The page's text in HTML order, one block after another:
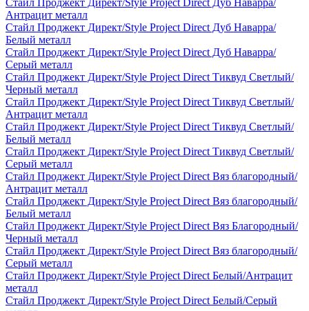
Стайл Проджект Директ/Style Project Direct Дуб Наварра/
Антрацит металл
Стайл Проджект Директ/Style Project Direct Дуб Наварра/
Белый металл
Стайл Проджект Директ/Style Project Direct Дуб Наварра/
Серый металл
Стайл Проджект Директ/Style Project Direct Тиквуд Светлый/
Черный металл
Стайл Проджект Директ/Style Project Direct Тиквуд Светлый/
Антрацит металл
Стайл Проджект Директ/Style Project Direct Тиквуд Светлый/
Белый металл
Стайл Проджект Директ/Style Project Direct Тиквуд Светлый/
Серый металл
Стайл Проджект Директ/Style Project Direct Вяз благородный/
Антрацит металл
Стайл Проджект Директ/Style Project Direct Вяз благородный/
Белый металл
Стайл Проджект Директ/Style Project Direct Вяз Благородный/
Черный металл
Стайл Проджект Директ/Style Project Direct Вяз благородный/
Серый металл
Стайл Проджект Директ/Style Project Direct Белый/Антрацит
металл
Стайл Проджект Директ/Style Project Direct Белый/Серый